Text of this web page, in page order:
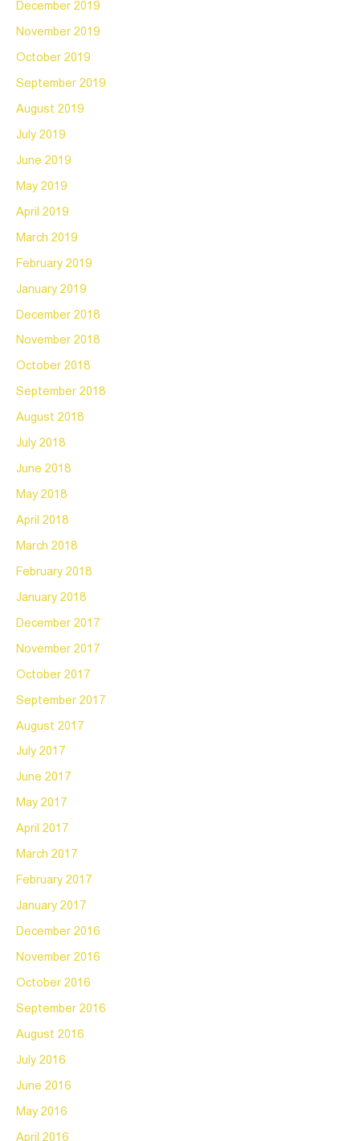
December 2019
November 2019
October 2019
September 2019
August 2019
July 2019
June 2019
May 2019
April 2019
March 2019
February 2019
January 2019
December 2018
November 2018
October 2018
September 2018
August 2018
July 2018
June 2018
May 2018
April 2018
March 2018
February 2018
January 2018
December 2017
November 2017
October 2017
September 2017
August 2017
July 2017
June 2017
May 2017
April 2017
March 2017
February 2017
January 2017
December 2016
November 2016
October 2016
September 2016
August 2016
July 2016
June 2016
May 2016
April 2016